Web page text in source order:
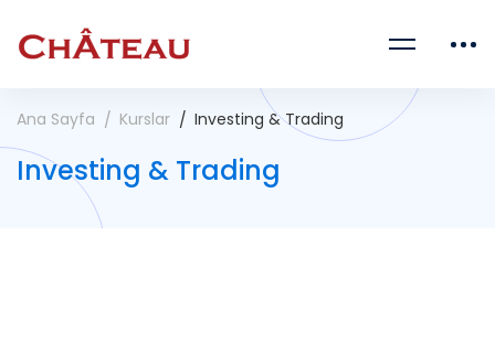
Ana Sayfa Kurslar Investing & Trading
Investing & Trading